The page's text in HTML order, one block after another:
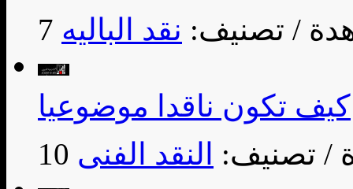
/ تصنيف: نقد الباليه
كيف تكون ناقدا موضوعيا
/ تصنيف:
النقد الفنى